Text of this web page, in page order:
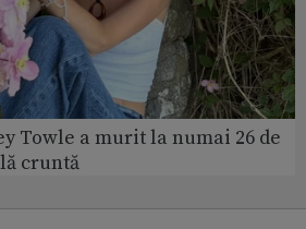
Towle a murit la numai 26 de
cruntă